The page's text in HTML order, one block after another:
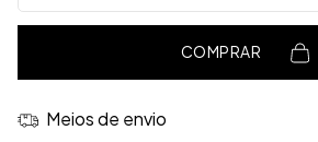
COMPRAR
Meios de envio